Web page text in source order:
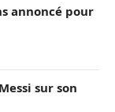
annoncé pour
sur son